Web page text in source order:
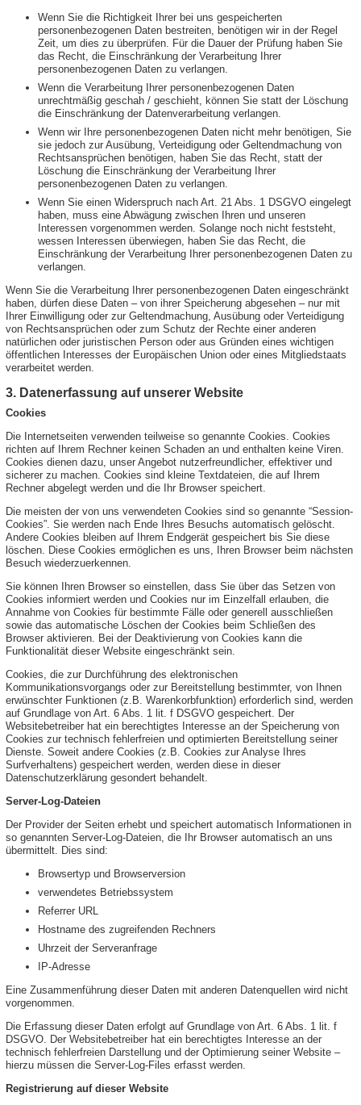
Wenn Sie die Richtigkeit Ihrer bei uns gespeicherten
personenbezogenen Daten bestreiten, benötigen wir in der Regel
Zeit, um dies zu überprüfen. Für die Dauer der Prüfung haben Sie
das Recht, die Einschränkung der Verarbeitung Ihrer
personenbezogenen Daten zu verlangen.
Wenn die Verarbeitung Ihrer personenbezogenen Daten
unrechtmäßig geschah / geschieht, können Sie statt der Löschung
die Einschränkung der Datenverarbeitung verlangen.
Wenn wir Ihre personenbezogenen Daten nicht mehr benötigen, Sie
sie jedoch zur Ausübung, Verteidigung oder Geltendmachung von
Rechtsansprüchen benötigen, haben Sie das Recht, statt der
Löschung die Einschränkung der Verarbeitung Ihrer
personenbezogenen Daten zu verlangen.
Wenn Sie einen Widerspruch nach Art. 21 Abs. 1 DSGVO eingelegt
haben, muss eine Abwägung zwischen Ihren und unseren
Interessen vorgenommen werden. Solange noch nicht feststeht,
wessen Interessen überwiegen, haben Sie das Recht, die
Einschränkung der Verarbeitung Ihrer personenbezogenen Daten zu
verlangen.
Wenn Sie die Verarbeitung Ihrer personenbezogenen Daten eingeschränkt
haben, dürfen diese Daten – von ihrer Speicherung abgesehen – nur mit
Ihrer Einwilligung oder zur Geltendmachung, Ausübung oder Verteidigung
von Rechtsansprüchen oder zum Schutz der Rechte einer anderen
natürlichen oder juristischen Person oder aus Gründen eines wichtigen
öffentlichen Interesses der Europäischen Union oder eines Mitgliedstaats
verarbeitet werden.
3. Datenerfassung auf unserer Website
Cookies
Die Internetseiten verwenden teilweise so genannte Cookies. Cookies
richten auf Ihrem Rechner keinen Schaden an und enthalten keine Viren.
Cookies dienen dazu, unser Angebot nutzerfreundlicher, effektiver und
sicherer zu machen. Cookies sind kleine Textdateien, die auf Ihrem
Rechner abgelegt werden und die Ihr Browser speichert.
Die meisten der von uns verwendeten Cookies sind so genannte “Session-
Cookies”. Sie werden nach Ende Ihres Besuchs automatisch gelöscht.
Andere Cookies bleiben auf Ihrem Endgerät gespeichert bis Sie diese
löschen. Diese Cookies ermöglichen es uns, Ihren Browser beim nächsten
Besuch wiederzuerkennen.
Sie können Ihren Browser so einstellen, dass Sie über das Setzen von
Cookies informiert werden und Cookies nur im Einzelfall erlauben, die
Annahme von Cookies für bestimmte Fälle oder generell ausschließen
sowie das automatische Löschen der Cookies beim Schließen des
Browser aktivieren. Bei der Deaktivierung von Cookies kann die
Funktionalität dieser Website eingeschränkt sein.
Cookies, die zur Durchführung des elektronischen
Kommunikationsvorgangs oder zur Bereitstellung bestimmter, von Ihnen
erwünschter Funktionen (z.B. Warenkorbfunktion) erforderlich sind, werden
auf Grundlage von Art. 6 Abs. 1 lit. f DSGVO gespeichert. Der
Websitebetreiber hat ein berechtigtes Interesse an der Speicherung von
Cookies zur technisch fehlerfreien und optimierten Bereitstellung seiner
Dienste. Soweit andere Cookies (z.B. Cookies zur Analyse Ihres
Surfverhaltens) gespeichert werden, werden diese in dieser
Datenschutzerklärung gesondert behandelt.
Server-Log-Dateien
Der Provider der Seiten erhebt und speichert automatisch Informationen in
so genannten Server-Log-Dateien, die Ihr Browser automatisch an uns
übermittelt. Dies sind:
Browsertyp und Browserversion
verwendetes Betriebssystem
Referrer URL
Hostname des zugreifenden Rechners
Uhrzeit der Serveranfrage
IP-Adresse
Eine Zusammenführung dieser Daten mit anderen Datenquellen wird nicht
vorgenommen.
Die Erfassung dieser Daten erfolgt auf Grundlage von Art. 6 Abs. 1 lit. f
DSGVO. Der Websitebetreiber hat ein berechtigtes Interesse an der
technisch fehlerfreien Darstellung und der Optimierung seiner Website –
hierzu müssen die Server-Log-Files erfasst werden.
Registrierung auf dieser Website